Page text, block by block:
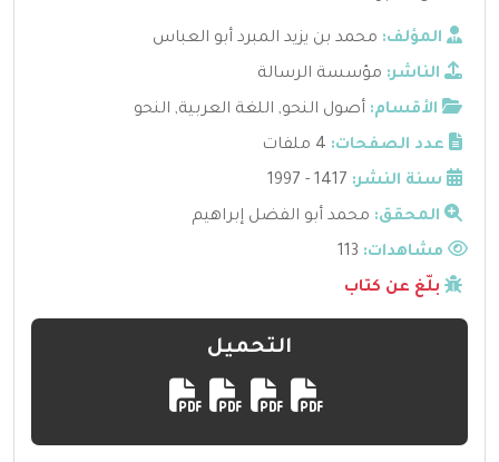
المؤلف: محمد بن يزيد المبرد أبو العباس
الناشر: مؤسسة الرسالة
الأقسام: أصول النحو, اللغة العربية, النحو
عدد الصفحات: 4 ملفات
سنة النشر: 1417 - 1997
المحقق: محمد أبو الفضل إبراهيم
مشاهدات:
بلّغ عن كتاب
التحميل